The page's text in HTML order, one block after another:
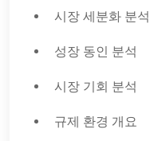
시장 세분화 분석
성장 동인 분석
시장 기회 분석
규제 환경 개요